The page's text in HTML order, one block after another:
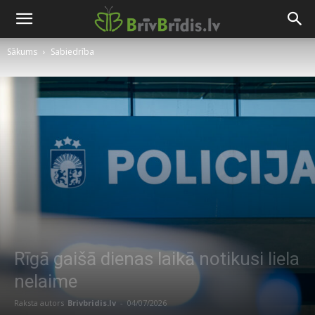
Sākums Sabiedrība
Rīgā gaišā dienas laikā notikusi liela
nelaime
Raksta autors Brivbridis.lv - 04/07/2026